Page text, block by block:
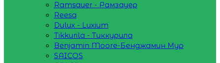
Ramsauer - Рамзауер
Reesa
Dulux - Luxium
Tikkurila - Тиккурила
Benjamin Moore-Бенджамин Мур
SAICOS